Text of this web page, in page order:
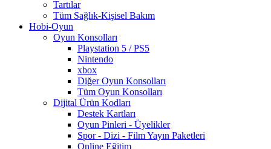
Tartılar
Tüm Sağlık-Kişisel Bakım
Hobi-Oyun
Oyun Konsolları
Playstation 5 / PS5
Nintendo
xbox
Diğer Oyun Konsolları
Tüm Oyun Konsolları
Dijital Ürün Kodları
Destek Kartları
Oyun Pinleri - Üyelikler
Spor - Dizi - Film Yayın Paketleri
Online Eğitim